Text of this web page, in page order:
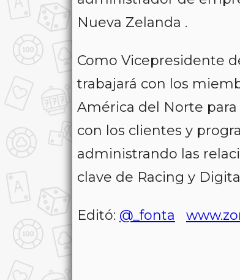
Nueva Zelanda .
Como Vicepresidente
trabajará con los
América del Norte
con los clientes y
administrando las
clave de Racing y
Editó: @_fonta